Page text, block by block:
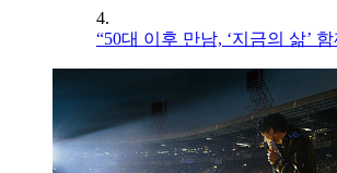
4.
“50대 이후 만남, ‘지금의 삶’